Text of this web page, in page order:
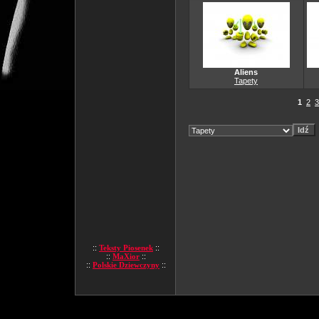
:: Teksty Piosenek ::
:: MaXior ::
:: Polskie Dziewczyny ::
Aliens
Tapety
1 2 3